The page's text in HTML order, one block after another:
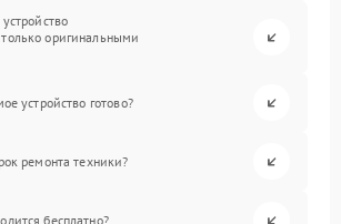
оригинальными
устройство готово?
ремонта техники?
бесплатно?